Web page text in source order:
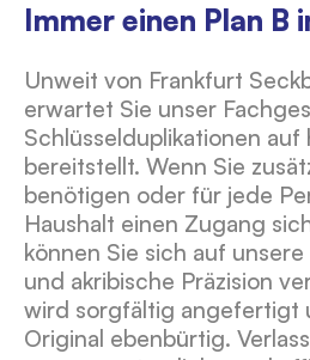
Immer einen Plan B
Unweit von Frankfurt
erwartet Sie unser
Schlüsselduplikationen
bereitstellt. Wenn Sie
benötigen oder für jede
Haushalt einen Zugang
können Sie sich auf
und akribische Präzision
wird sorgfältig angefertigt
Original ebenbürtig.